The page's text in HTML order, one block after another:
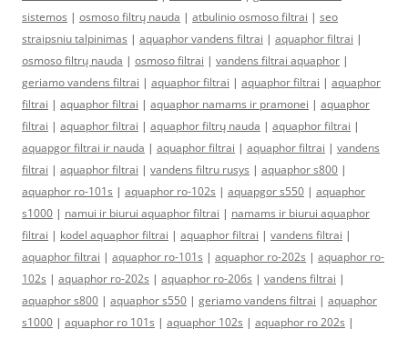
sistemos | osmoso filtrų nauda | atbulinio osmoso filtrai | seo
straipsniu talpinimas | aquaphor vandens filtrai | aquaphor filtrai |
osmoso filtrų nauda | osmoso filtrai | vandens filtrai aquaphor |
geriamo vandens filtrai | aquaphor filtrai | aquaphor filtrai | aquaphor
filtrai | aquaphor filtrai | aquaphor namams ir pramonei | aquaphor
filtrai | aquaphor filtrai | aquaphor filtrų nauda | aquaphor filtrai |
aquapgor filtrai ir nauda | aquaphor filtrai | aquaphor filtrai | vandens
filtrai | aquaphor filtrai | vandens filtru rusys | aquaphor s800 |
aquaphor ro-101s | aquaphor ro-102s | aquapgor s550 | aquaphor
s1000 | namui ir biurui aquaphor filtrai | namams ir biurui aquaphor
filtrai | kodel aquaphor filtrai | aquaphor filtrai | vandens filtrai |
aquaphor filtrai | aquaphor ro-101s | aquaphor ro-202s | aquaphor ro-
102s | aquaphor ro-202s | aquaphor ro-206s | vandens filtrai |
aquaphor s800 | aquaphor s550 | geriamo vandens filtrai | aquaphor
s1000 | aquaphor ro 101s | aquaphor 102s | aquaphor ro 202s |